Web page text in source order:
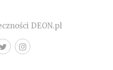
DEON.pl